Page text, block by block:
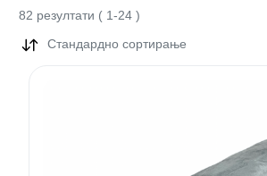
82 резултати ( 1-24 )
Стандардно сортирање